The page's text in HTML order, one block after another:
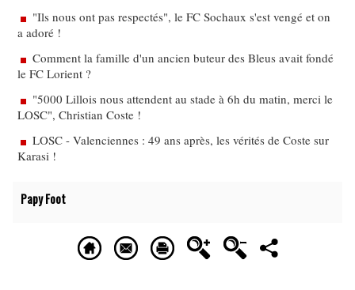
"Ils nous ont pas respectés", le FC Sochaux s'est vengé et on
a adoré !
Comment la famille d'un ancien buteur des Bleus avait fondé
le FC Lorient ?
"5000 Lillois nous attendent au stade à 6h du matin, merci le
LOSC", Christian Coste !
LOSC - Valenciennes : 49 ans après, les vérités de Coste sur
Karasi !
Papy Foot